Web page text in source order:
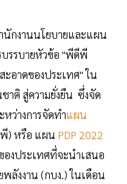
นักงานนโยบายและแผน
รรบายหัวข้อ "พีดีพี
ะอาดของประเทศ" ใน
าติ สู่ความยั่งยืน ซึ่งจัด
ว่างการจัดทำแผน
) หรือ แผน PDP 2022
งประเทศที่จะนำเสนอ
ลังงาน (กบง.) ในเดือน